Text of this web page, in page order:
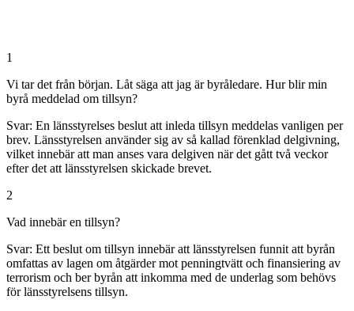
1
Vi tar det från början. Låt säga att jag är byråledare. Hur blir min
byrå meddelad om tillsyn?
Svar: En länsstyrelses beslut att inleda tillsyn meddelas vanligen per
brev. Länsstyrelsen använder sig av så kallad förenklad delgivning,
vilket innebär att man anses vara delgiven när det gått två veckor
efter det att länsstyrelsen skickade brevet.
2
Vad innebär en tillsyn?
Svar: Ett beslut om tillsyn innebär att länsstyrelsen funnit att byrån
omfattas av lagen om åtgärder mot penningtvätt och finansiering av
terrorism och ber byrån att inkomma med de underlag som behövs
för länsstyrelsens tillsyn.